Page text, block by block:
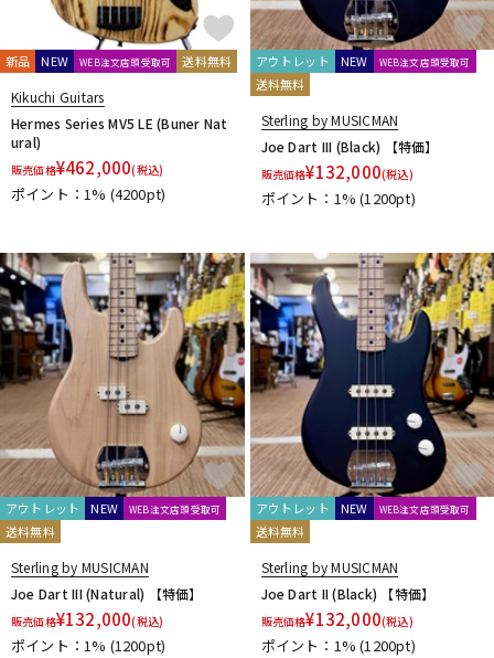
新品 NEW WEB注文店頭受取可 送料無料
Kikuchi Guitars
Hermes Series MV5 LE (Buner Nat
ural)
販売価格¥462,000(税込)
ポイント：1% (4200pt)
アウトレット NEW WEB注文店頭受取可
送料無料
Sterling by MUSICMAN
Joe Dart III (Black) 【特価】
販売価格¥132,000(税込)
ポイント：1%(1200pt)
アウトレット NEW WEB注文店頭受取可
送料無料
Sterling by MUSICMAN
Joe Dart III (Natural) 【特価】
販売価格¥132,000(税込)
ポイント：1% (1200pt)
アウトレット NEW WEB注文店頭受取可
送料無料
Sterling by MUSICMAN
Joe Dart II (Black) 【特価】
販売価格¥132,000(税込)
ポイント：1%(1200pt)